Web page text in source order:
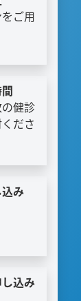
ご用
健診
ださ
み
込み